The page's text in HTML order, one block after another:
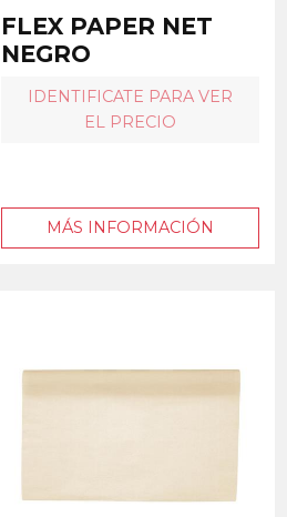
FLEX PAPER NET
NEGRO
IDENTIFICATE PARA VER
EL PRECIO
MÁS INFORMACIÓN